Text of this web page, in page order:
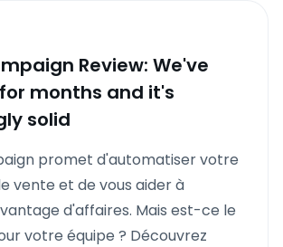
Review: We've
months and it's
solid
promet d'automatiser votre
vente et de vous aider à
d'affaires. Mais est-ce le
votre équipe ? Découvrez